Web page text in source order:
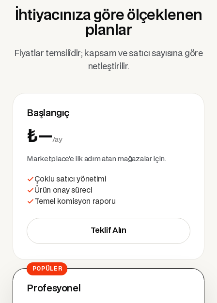
İhtiyacınıza göre ölçeklenen
planlar
Fiyatlar temsilîdir; kapsam ve satıcı sayısına göre
netleştirilir.
Başlangıç
₺—/ay
Marketplace’e ilk adım atan mağazalar için.
Çoklu satıcı yönetimi
Ürün onay süreci
Temel komisyon raporu
Teklif Alın
POPÜLER
Profesyonel